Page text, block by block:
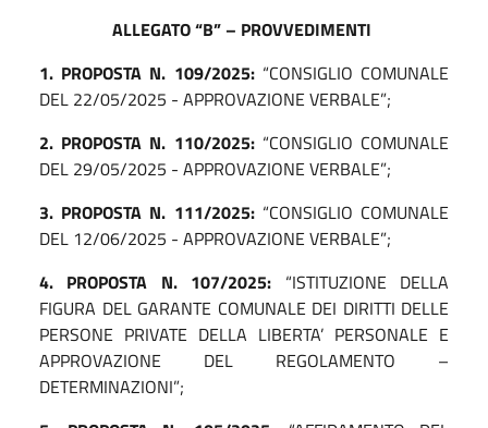
ALLEGATO “B” – PROVVEDIMENTI
1. PROPOSTA N. 109/2025:“CONSIGLIO COMUNALE
DEL 22/05/2025 - APPROVAZIONE VERBALE”;
2. PROPOSTA N. 110/2025:“CONSIGLIO COMUNALE
DEL 29/05/2025 - APPROVAZIONE VERBALE”;
3. PROPOSTA N. 111/2025:“CONSIGLIO COMUNALE
DEL 12/06/2025 - APPROVAZIONE VERBALE”;
4. PROPOSTA N. 107/2025: “ISTITUZIONE DELLA
FIGURA DEL GARANTE COMUNALE DEI DIRITTI DELLE
PERSONE PRIVATE DELLA LIBERTA’ PERSONALE E
APPROVAZIONE DEL REGOLAMENTO –
DETERMINAZIONI”;